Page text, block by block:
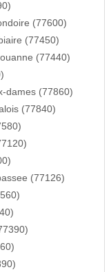
(77600)
(77450)
(77440)
dames (77860)
(77840)
(77126)